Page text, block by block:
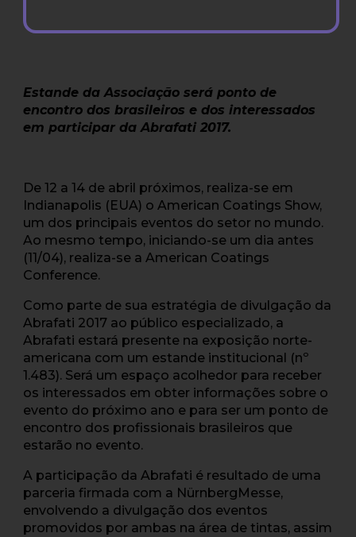
Estande da Associação será ponto de
encontro dos brasileiros e dos interessados
em participar da Abrafati 2017.
De 12 a 14 de abril próximos, realiza-se em
Indianapolis (EUA) o American Coatings Show,
um dos principais eventos do setor no mundo.
Ao mesmo tempo, iniciando-se um dia antes
(11/04), realiza-se a American Coatings
Conference.
Como parte de sua estratégia de divulgação da
Abrafati 2017 ao público especializado, a
Abrafati estará presente na exposição norte-
americana com um estande institucional (nº
1.483). Será um espaço acolhedor para receber
os interessados em obter informações sobre o
evento do próximo ano e para ser um ponto de
encontro dos profissionais brasileiros que
estarão no evento.
A participação da Abrafati é resultado de uma
parceria firmada com a NürnbergMesse,
envolvendo a divulgação dos eventos
promovidos por ambas na área de tintas, assim